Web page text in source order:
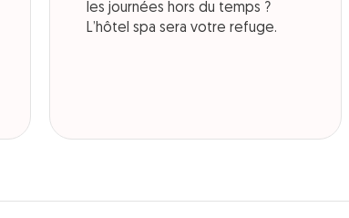
les journées hors du temps ?
L’hôtel spa sera votre refuge.